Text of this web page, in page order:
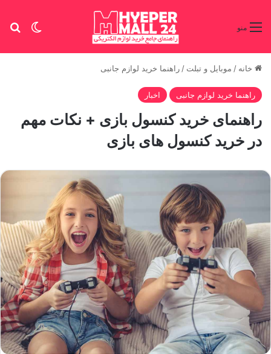
تغییر منو
خانه / موبایل و تبلت / راهنما خرید لوازم جانبی
راهنما خرید لوازم جانبی اخبار
راهنمای خرید کنسول بازی + نکات مهم
در خرید کنسول های بازی